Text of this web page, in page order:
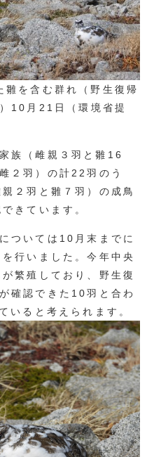
雛を含む群れ（野生復帰
10月21日（環境省提
族（雌親３羽と雛16
２羽）の計22羽のう
２羽と雛７羽）の成鳥
きています。
ついては10月末までに
行いました。今年中央
繁殖しており、野生復
確認できた10羽と合わ
いると考えられます。